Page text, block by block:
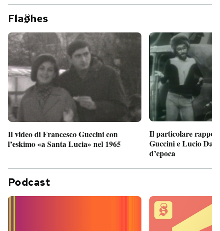
Fla hes
Il video di Francesco Guccini con
l’eskimo «a Santa Lucia» nel 1965
Il particolare
Guccini e Lucio
d’epoca
Podcast